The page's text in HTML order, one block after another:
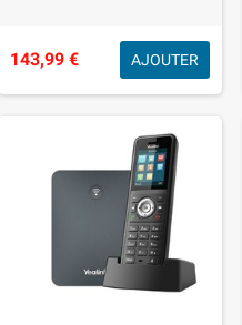
143,99 € AJOUTER